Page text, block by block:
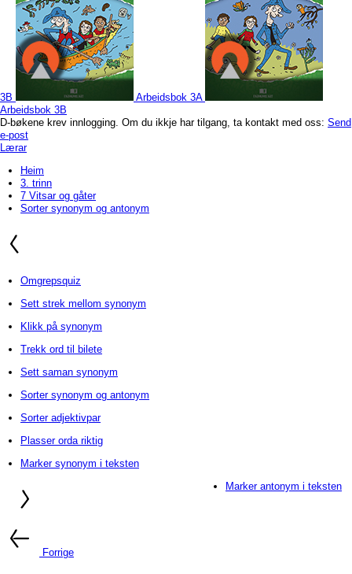
3B
Arbeidsbok 3A
Arbeidsbok 3B
D-bøkene krev innlogging. Om du ikkje har tilgang, ta kontakt med oss: Send
e-post
Lærar
Heim
3. trinn
7 Vitsar og gåter
Sorter synonym og antonym
Omgrepsquiz
Sett strek mellom synonym
Klikk på synonym
Trekk ord til bilete
Sett saman synonym
Sorter synonym og antonym
Sorter adjektivpar
Plasser orda riktig
Marker synonym i teksten
Marker antonym i teksten
Forrige